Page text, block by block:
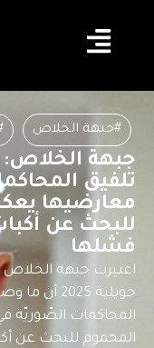
#جبهة الخلاص
جبهة
تلفيق
معارضيها
للبحث عن
فشلها
اعتبرت جبهة الخلاص
جويلية
المحاكمات
المحموم للبحث عن